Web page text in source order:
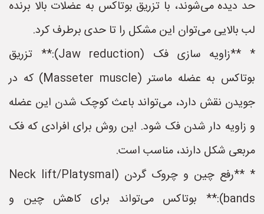
حد دیده می‌شوند، با تزریق بوتاکس به عضلات بالا برنده
لب بالایی می‌توان این مشکل را تا حدی برطرف کرد.
* **زاویه سازی فک (Jaw reduction):** تزریق
بوتاکس به عضله ماستر (Masseter muscle) که در
جویدن نقش دارد، می‌تواند باعث کوچک شدن این عضله
و زاویه دار شدن فک شود. این روش برای افرادی که فک
مربعی شکل دارند، مناسب است.
* **رفع چین و چروک گردن (Neck lift/Platysmal
bands):** بوتاکس می‌تواند برای کاهش چین و